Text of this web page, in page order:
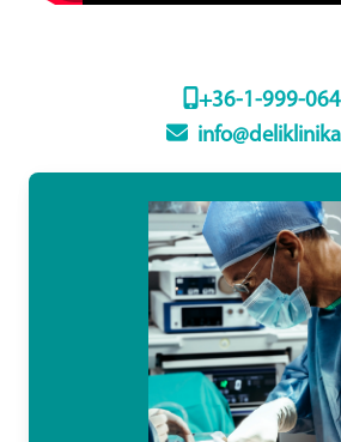
+36-1-999-